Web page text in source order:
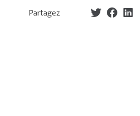
Partagez